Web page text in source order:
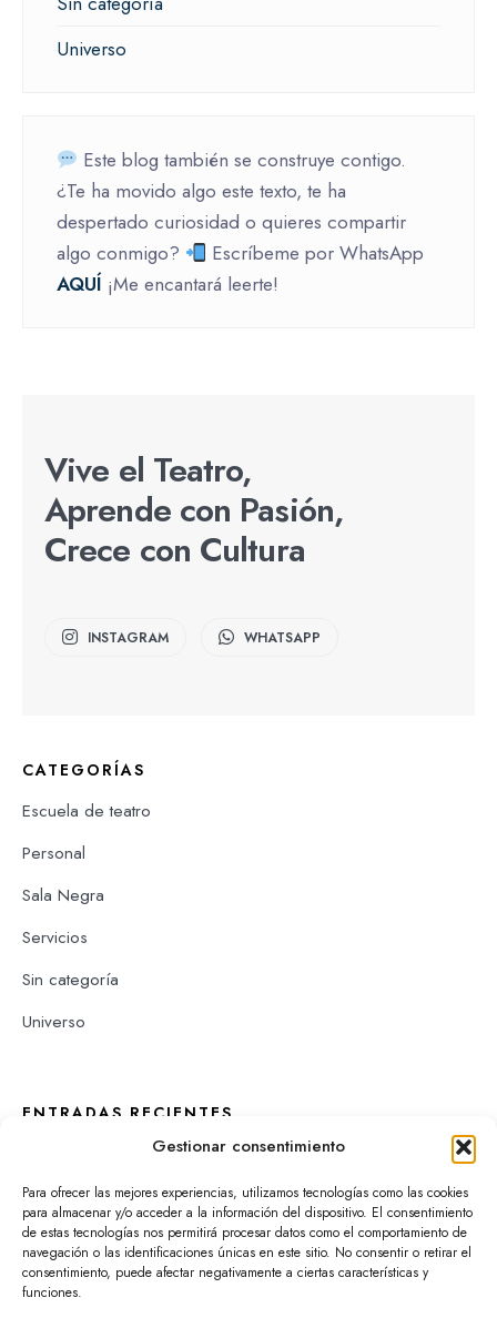
Gestionar consentimiento
Para ofrecer las mejores experiencias, utilizamos tecnologías como las cookies
para almacenar y/o acceder a la información del dispositivo. El consentimiento
de estas tecnologías nos permitirá procesar datos como el comportamiento de
navegación o las identificaciones únicas en este sitio. No consentir o retirar el
consentimiento, puede afectar negativamente a ciertas características y
funciones.
Universo
Este blog también se construye contigo.
¿Te ha movido algo este texto, te ha
despertado curiosidad o quieres compartir
algo conmigo?
Escríbeme por WhatsApp
AQUÍ ¡Me encantará leerte!
Vive el Teatro,
Aprende con Pasión,
Crece con Cultura
INSTAGRAM WHATSAPP
CATEGORÍAS
Escuela de teatro
Personal
Sala Negra
Servicios
Sin categoría
Universo
ENTRADAS RECIENTES
Así fue la temporada 2025 2026
De Logroño a Madrid y de vuelta
Hermanas Castillejos y Cambiaremos pañales según el BOE:
así empezó el Festival de Comedia